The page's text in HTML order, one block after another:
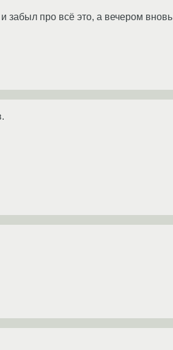
забыл про всё это, а вечером вновь